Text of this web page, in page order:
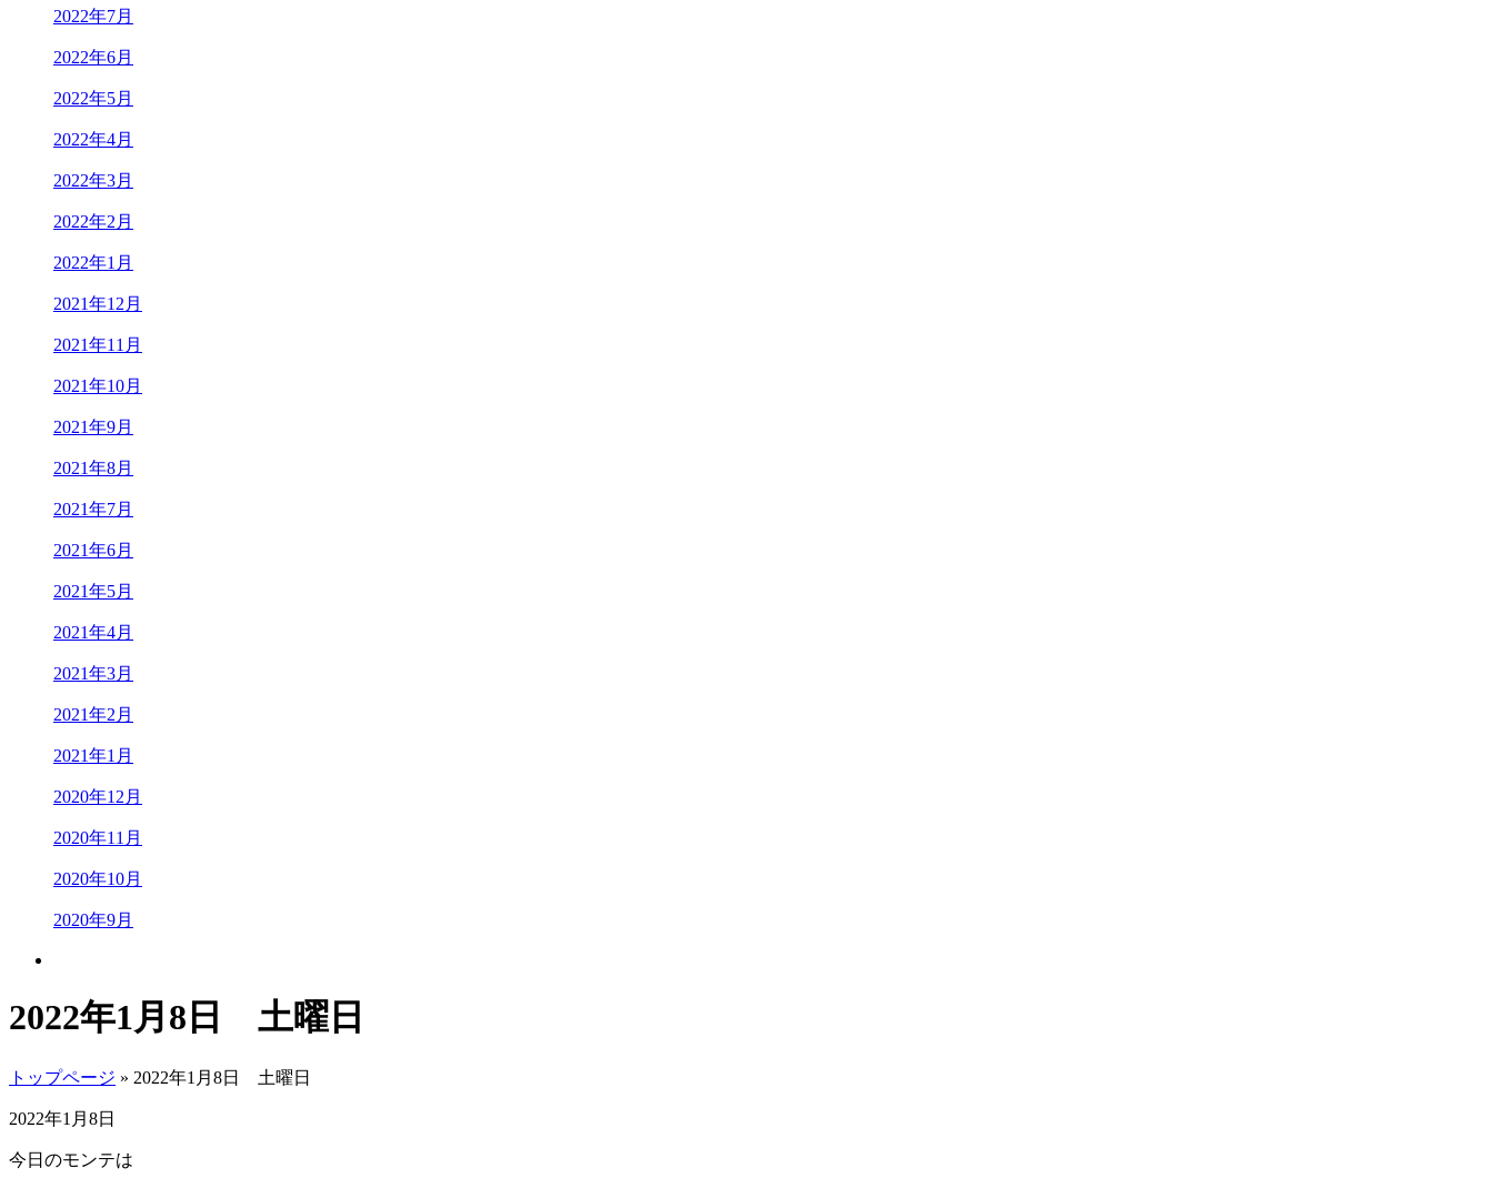
2022年7月
2022年6月
2022年5月
2022年4月
2022年3月
2022年2月
2022年1月
2021年12月
2021年11月
2021年10月
2021年9月
2021年8月
2021年7月
2021年6月
2021年5月
2021年4月
2021年3月
2021年2月
2021年1月
2020年12月
2020年11月
2020年10月
2020年9月
2022年1月8日 土曜日
トップページ » 2022年1月8日 土曜日
2022年1月8日
今日のモンテは